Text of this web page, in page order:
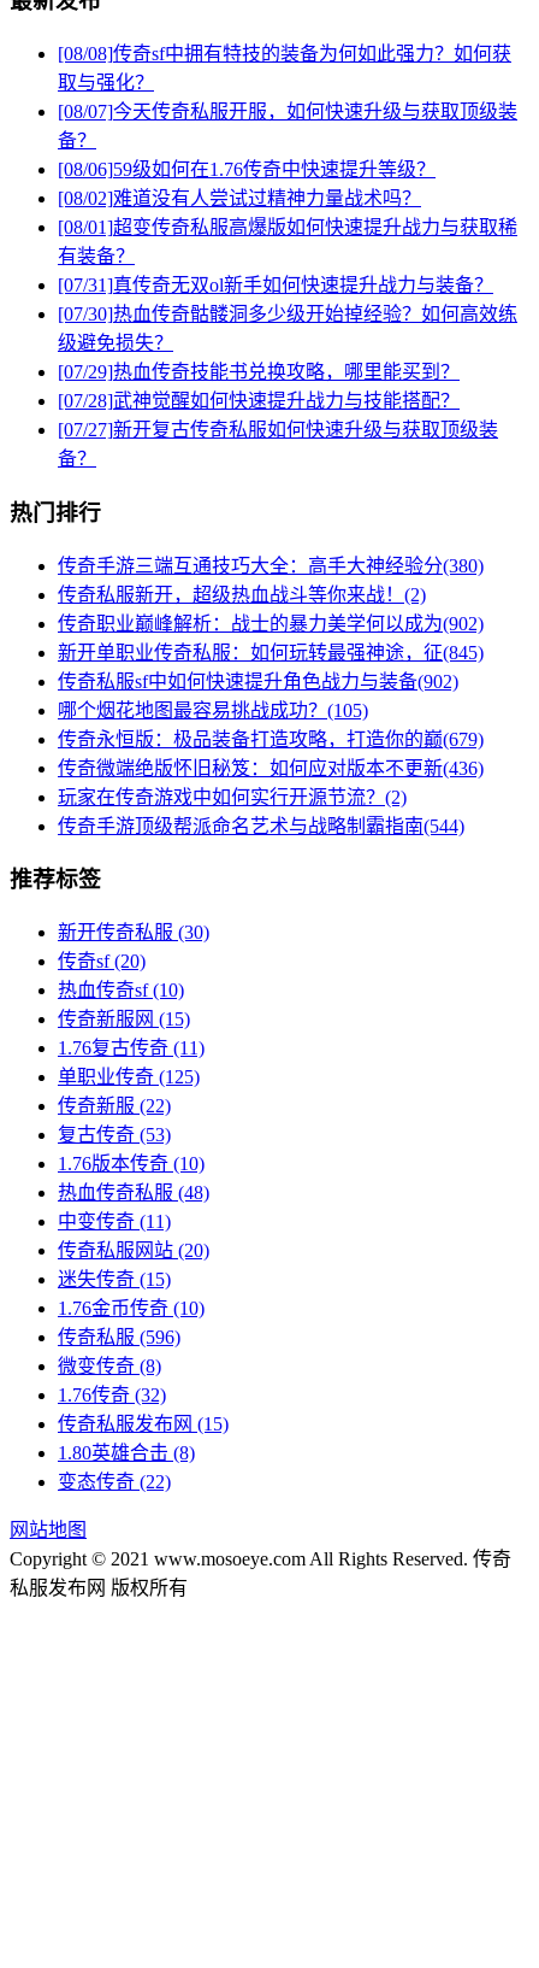
[08/08]传奇sf中拥有特技的装备为何如此强力？如何获
取与强化？
[08/07]今天传奇私服开服，如何快速升级与获取顶级装
备？
[08/06]59级如何在1.76传奇中快速提升等级？
[08/02]难道没有人尝试过精神力量战术吗？
[08/01]超变传奇私服高爆版如何快速提升战力与获取稀
有装备？
[07/31]真传奇无双ol新手如何快速提升战力与装备？
[07/30]热血传奇骷髅洞多少级开始掉经验？如何高效练
级避免损失？
[07/29]热血传奇技能书兑换攻略，哪里能买到？
[07/28]武神觉醒如何快速提升战力与技能搭配？
[07/27]新开复古传奇私服如何快速升级与获取顶级装
备？
热门排行
传奇手游三端互通技巧大全：高手大神经验分(380)
传奇私服新开，超级热血战斗等你来战！(2)
传奇职业巅峰解析：战士的暴力美学何以成为(902)
新开单职业传奇私服：如何玩转最强神途，征(845)
传奇私服sf中如何快速提升角色战力与装备(902)
哪个烟花地图最容易挑战成功？(105)
传奇永恒版：极品装备打造攻略，打造你的巅(679)
传奇微端绝版怀旧秘笈：如何应对版本不更新(436)
玩家在传奇游戏中如何实行开源节流？(2)
传奇手游顶级帮派命名艺术与战略制霸指南(544)
推荐标签
新开传奇私服 (30)
传奇sf(20)
热血传奇sf(10)
传奇新服网 (15)
1.76复古传奇 (11)
单职业传奇 (125)
传奇新服 (22)
复古传奇 (53)
1.76版本传奇 (10)
热血传奇私服 (48)
中变传奇 (11)
传奇私服网站 (20)
迷失传奇 (15)
1.76金币传奇 (10)
传奇私服 (596)
微变传奇 (8)
1.76传奇 (32)
传奇私服发布网 (15)
1.80英雄合击 (8)
变态传奇 (22)
网站地图
Copyright © 2021 www.mosoeye.com All Rights Reserved. 传奇
私服发布网 版权所有